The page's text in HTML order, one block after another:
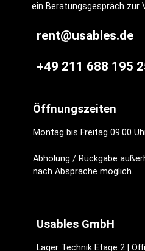
ein Beratungsgespräch zur
rent@usables.de
+49 211 688 195
Öffnungszeiten
Montag bis Freitag 09.00
Abholung / Rückgabe
nach Absprache möglich.
Usables GmbH
Lager Technik Etage 2 |